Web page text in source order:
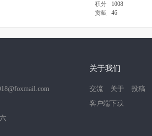
积分
1008
贡献 46
关于我们
交流 关于
投稿
客户端下载